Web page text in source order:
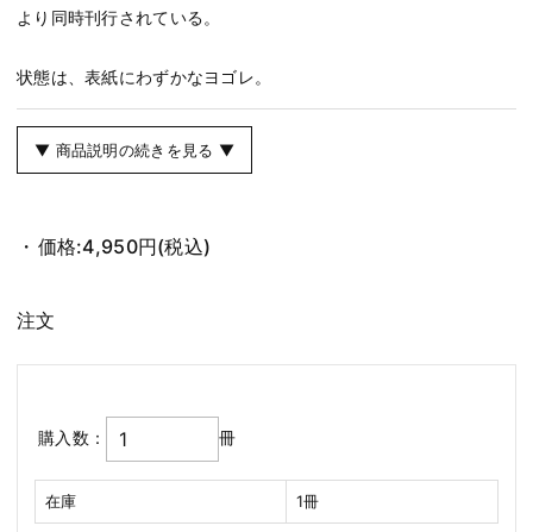
より同時刊行されている。
状態は、表紙にわずかなヨゴレ。
▼ 商品説明の続きを見る ▼
価格:4,950円(税込)
注文
購入数： 冊
在庫 1冊